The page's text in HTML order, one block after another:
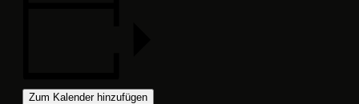
Zum Kalender hinzufügen